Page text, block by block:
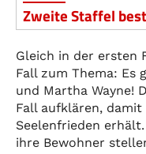
Zweite Staffel
Gleich in der ersten
Fall zum Thema: Es
und Martha Wayne!
Fall aufklären, damit
Seelenfrieden
ihre Bewohner